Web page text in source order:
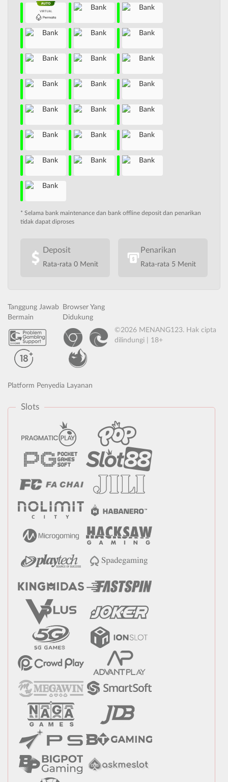
* Selama bank maintenance dan bank offline deposit dan penarikan
tidak dapat diproses
Deposit
Rata-rata 0 Menit
Penarikan
Rata-rata 5 Menit
Tanggung Jawab
Bermain
Browser Yang
Didukung
©2026 MENANG123. Hak cipta
dilindungi | 18+
Platform Penyedia Layanan
Slots